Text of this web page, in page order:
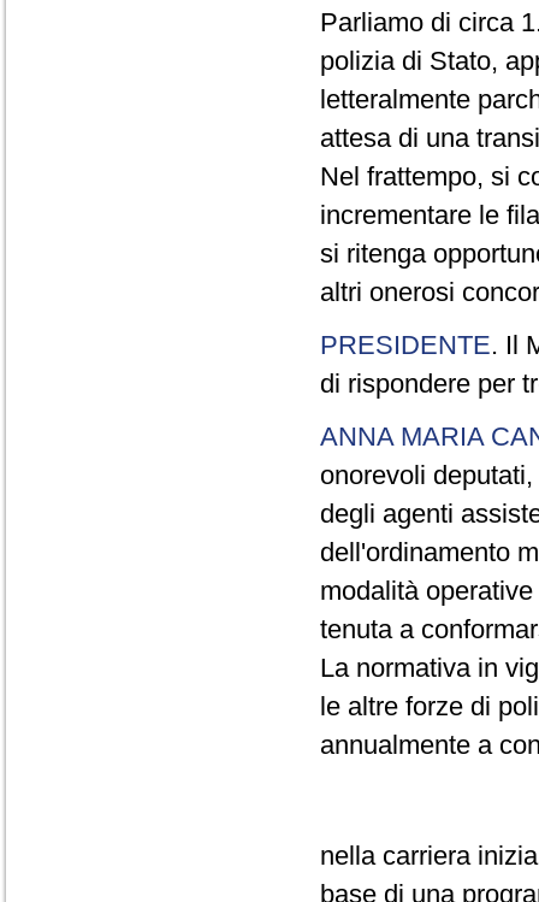
Parliamo di circa
polizia di Stato,
letteralmente
attesa di una
Nel frattempo, si
incrementare le
si ritenga
altri onerosi
PRESIDENTE. Il
di rispondere per
ANNA MARIA
onorevoli
degli agenti
dell'ordinamento
modalità
tenuta a
La normativa in
le altre forze di
annualmente a
nella carriera
base di una